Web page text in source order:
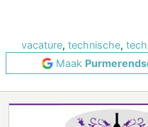
vacature, technische,
Maak